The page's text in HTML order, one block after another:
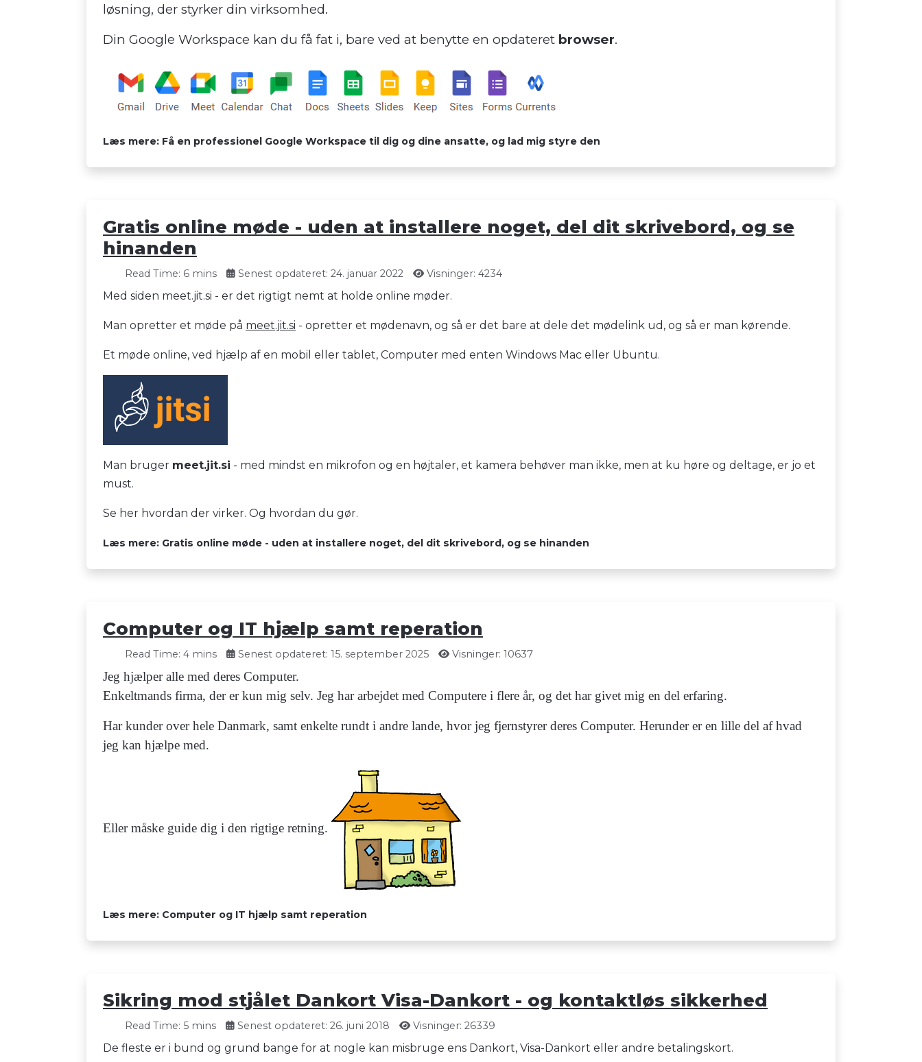
løsning, der styrker din virksomhed.
Din Google Workspace kan du få fat i, bare ved at benytte en opdateret browser.
Læs mere: Få en professionel Google Workspace til dig og dine ansatte, og lad mig styre den
Gratis online møde - uden at installere noget, del dit skrivebord, og se
hinanden
Read Time: 6 mins Senest opdateret: 24. januar 2022 Visninger: 4234
Med siden meet.jit.si - er det rigtigt nemt at holde online møder.
Man opretter et møde på meet.jit.si - opretter et mødenavn, og så er det bare at dele det mødelink ud, og så er man kørende.
Et møde online, ved hjælp af en mobil eller tablet, Computer med enten Windows Mac eller Ubuntu.
Man bruger meet.jit.si - med mindst en mikrofon og en højtaler, et kamera behøver man ikke, men at ku høre og deltage, er jo et
must.
Se her hvordan der virker. Og hvordan du gør.
Læs mere: Gratis online møde - uden at installere noget, del dit skrivebord, og se hinanden
Computer og IT hjælp samt reperation
Read Time: 4 mins Senest opdateret: 15. september 2025 Visninger: 10637
Jeg hjælper alle med deres Computer.
Enkeltmands firma, der er kun mig selv. Jeg har arbejdet med Computere i flere år, og det har givet mig en del erfaring.
Har kunder over hele Danmark, samt enkelte rundt i andre lande, hvor jeg fjernstyrer deres Computer. Herunder er en lille del af hvad
jeg kan hjælpe med.
Eller måske guide dig i den rigtige retning.
Læs mere: Computer og IT hjælp samt reperation
Sikring mod stjålet Dankort Visa-Dankort - og kontaktløs sikkerhed
Read Time: 5 mins Senest opdateret: 26. juni 2018 Visninger: 26339
De fleste er i bund og grund bange for at nogle kan misbruge ens Dankort, Visa-Dankort eller andre betalingskort.